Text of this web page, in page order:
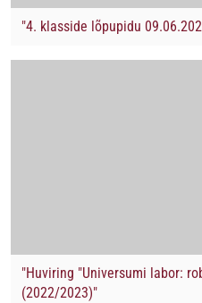
"4. klasside lõpupidu
"Huviring "Universumi labor:
(2022/2023)"